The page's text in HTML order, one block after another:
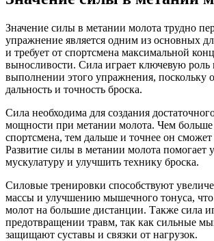
Значение силы в метании молота трудно
упражнение является одним из основных
и требует от спортсмена максимальной
выносливости. Сила играет ключевую
выполнении этого упражнения, поскольку
дальность и точность броска.
Сила необходима для создания
мощности при метании молота. Чем больше
спортсмена, тем дальше и точнее он сможет
Развитие силы в метании молота помогает
мускулатуру и улучшить технику броска.
Силовые тренировки способствуют
массы и улучшению мышечного тонуса, что
молот на большие дистанции. Также сила
предотвращении травм, так как сильные
защищают суставы и связки от нагрузок.